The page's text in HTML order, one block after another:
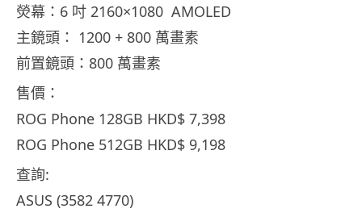
熒幕：6 吋 2160×1080 AMOLED
主鏡頭： 1200 + 800 萬畫素
前置鏡頭：800 萬畫素
售價：
ROG Phone 128GB HKD$ 7,398
ROG Phone 512GB HKD$ 9,198
查詢:
ASUS (3582 4770)